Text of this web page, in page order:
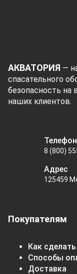
АКВАТОРИЯ —
спасательного
безопасность
наших клиентов.
Покупателям
Как сделать
Способы
Доставка
Телефон
8 (800)
Адрес
125459